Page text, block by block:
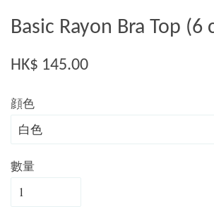
Basic Rayon Bra Top (6
HK$ 145.00
顔色
數量